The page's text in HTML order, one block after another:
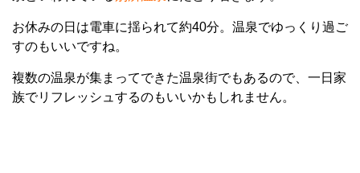
お休みの日は電車に揺られて約40分。温泉でゆっくり過ご
すのもいいですね。
複数の温泉が集まってできた温泉街でもあるので、一日家
族でリフレッシュするのもいいかもしれません。